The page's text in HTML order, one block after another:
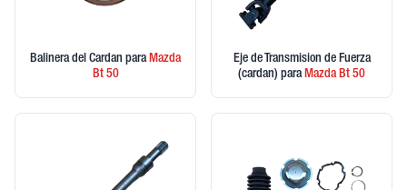
Balinera del Cardan paraMazda
Bt 50
Eje de Transmision de Fuerza
(cardan) paraMazdaBt 50